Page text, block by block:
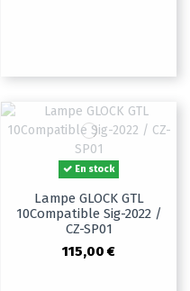
En stock
Lampe GLOCK GTL
10Compatible Sig-2022 /
CZ-SP01
115,00 €